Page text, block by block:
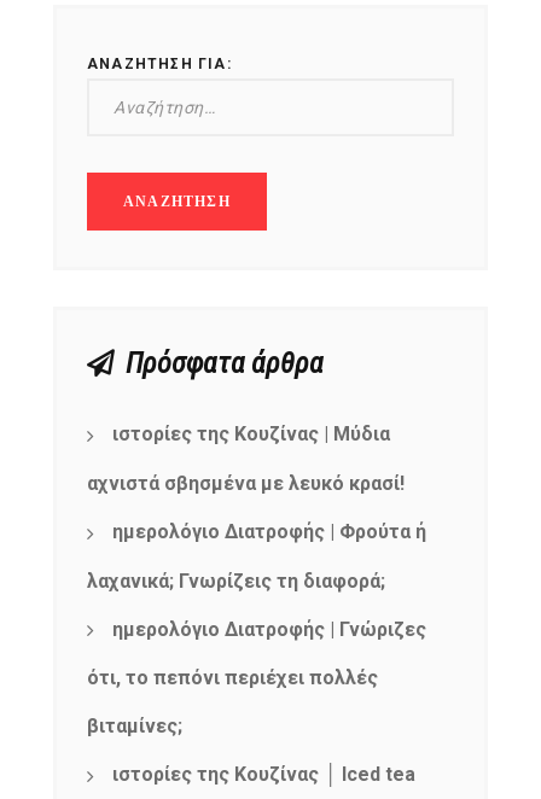
ΑΝΑΖΉΤΗΣΗ ΓΙΑ:
Πρόσφατα άρθρα
ιστορίες της Κουζίνας | Μύδια
αχνιστά σβησμένα με λευκό κρασί!
ημερολόγιο Διατροφής | Φρούτα ή
λαχανικά; Γνωρίζεις τη διαφορά;
ημερολόγιο Διατροφής | Γνώριζες
ότι, το πεπόνι περιέχει πολλές
βιταμίνες;
ιστορίες της Κουζίνας │ Iced tea
NEWSLETTER
Get ti
mel
y updates
fro
m
your favorite
products